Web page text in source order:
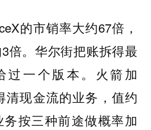
的市销率大约67倍，
倍。华尔街把账拆得最
过一个版本。火箭加
清现金流的业务，值约
务按三种前途做概率加